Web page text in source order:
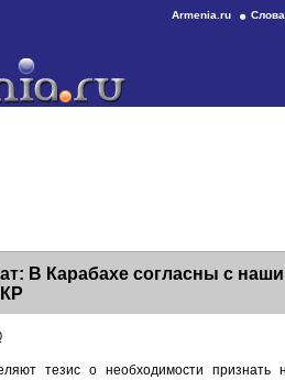
Armenia.ru
В Карабахе согласны с
тезис о необходимости признать